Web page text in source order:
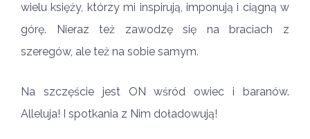
wielu księży, którzy mi inspirują, imponują i ciągną w
górę. Nieraz też zawodzę się na braciach z
szeregów, ale też na sobie samym.
Na szczęście jest ON wśród owiec i baranów.
Alleluja! I spotkania z Nim doładowują!